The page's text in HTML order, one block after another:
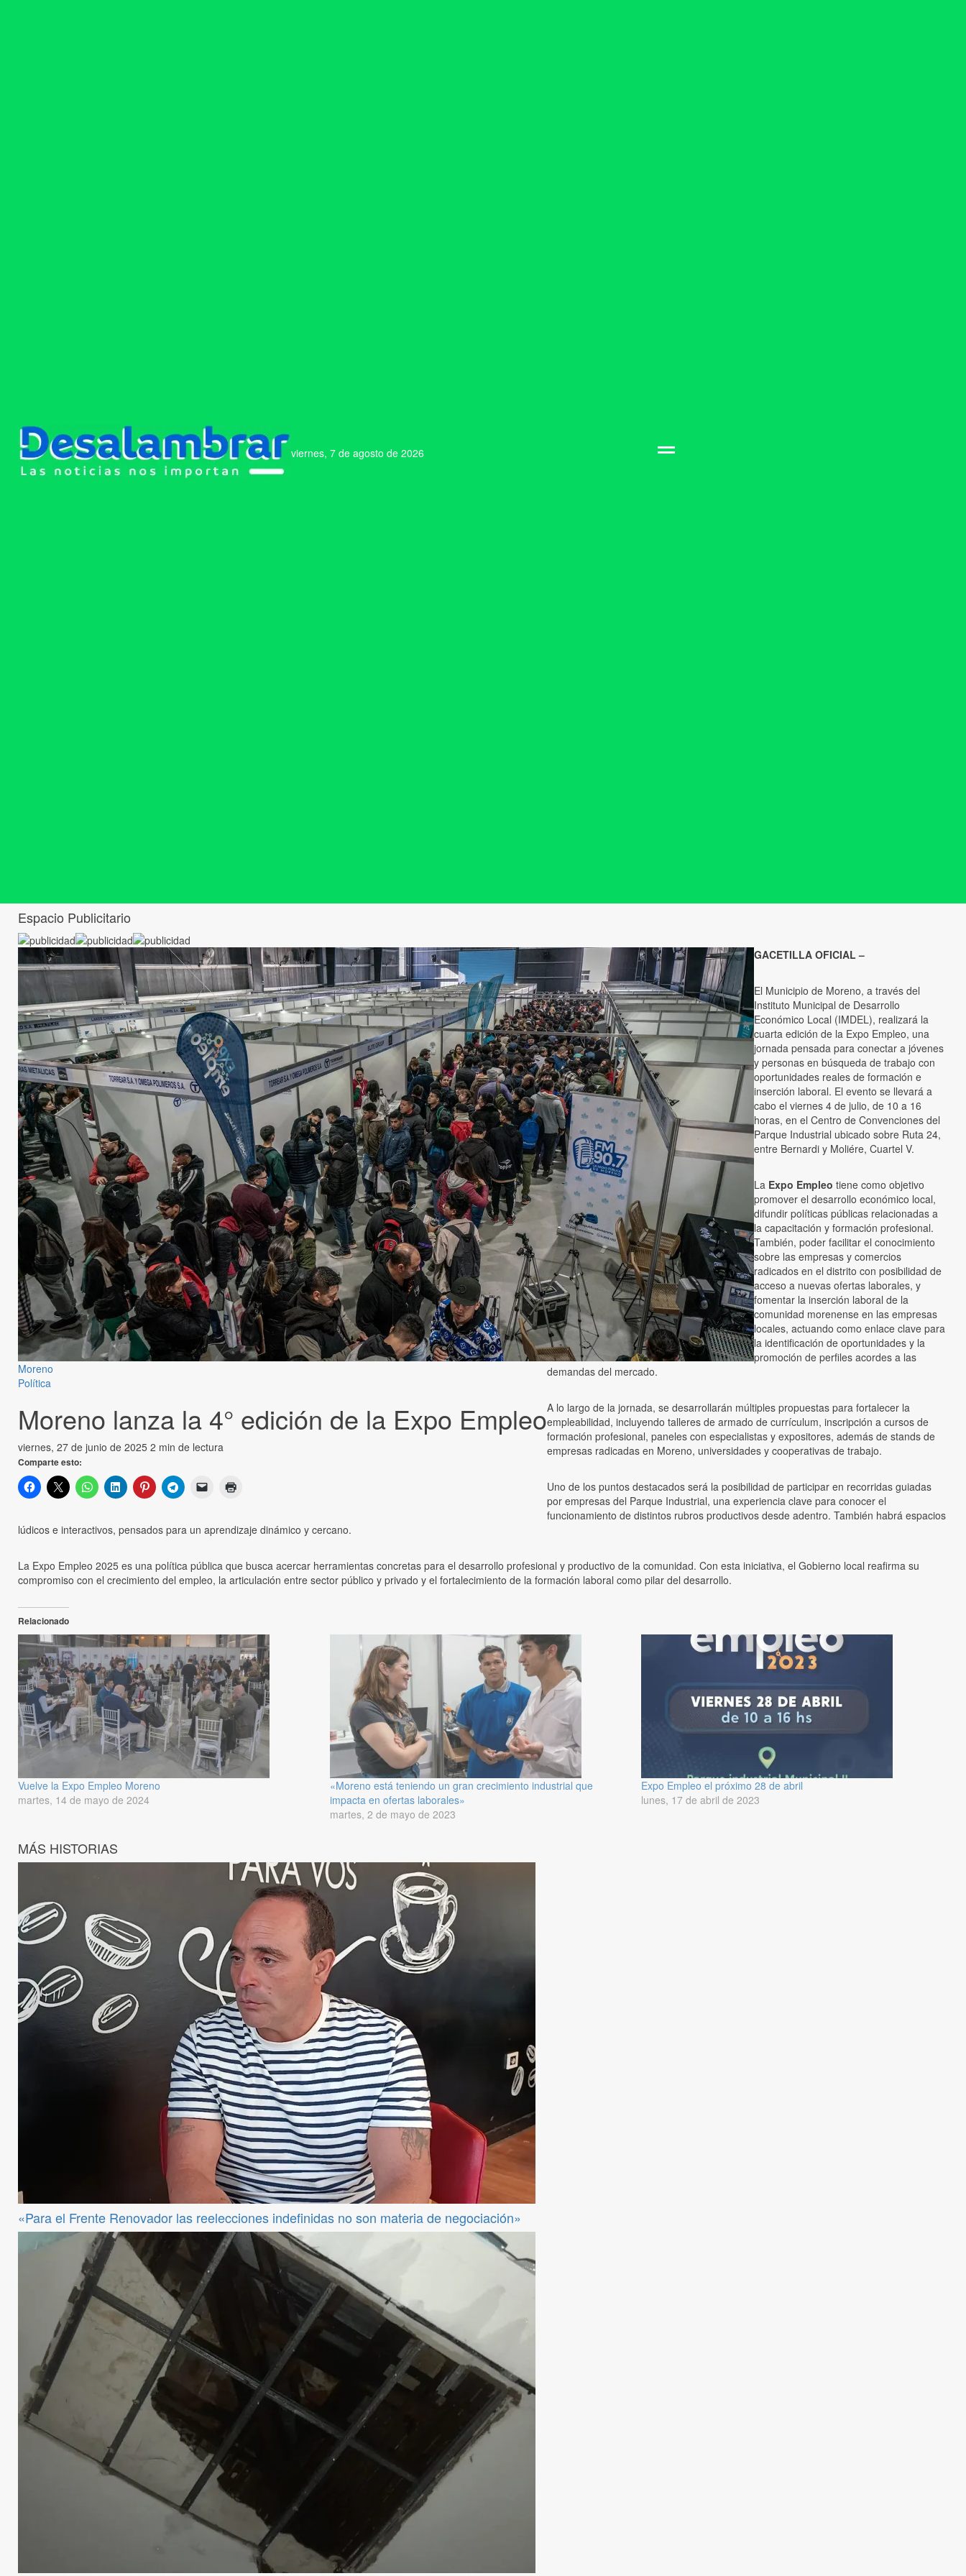
viernes, 7 de agosto de 2026
Espacio Publicitario
Moreno
Política
Moreno lanza la 4° edición de la Expo Empleo
viernes, 27 de junio de 2025 2 min de lectura
Comparte esto:
GACETILLA OFICIAL –
El Municipio de Moreno, a través del
Instituto Municipal de Desarrollo
Económico Local (IMDEL), realizará la
cuarta edición de la Expo Empleo, una
jornada pensada para conectar a jóvenes
y personas en búsqueda de trabajo con
oportunidades reales de formación e
inserción laboral. El evento se llevará a
cabo el viernes 4 de julio, de 10 a 16
horas, en el Centro de Convenciones del
Parque Industrial ubicado sobre Ruta 24,
entre Bernardi y Moliére, Cuartel V.
La Expo Empleo tiene como objetivo
promover el desarrollo económico local,
difundir políticas públicas relacionadas a
la capacitación y formación profesional.
También, poder facilitar el conocimiento
sobre las empresas y comercios
radicados en el distrito con posibilidad de
acceso a nuevas ofertas laborales, y
fomentar la inserción laboral de la
comunidad morenense en las empresas
locales, actuando como enlace clave para
la identificación de oportunidades y la
promoción de perfiles acordes a las
demandas del mercado.
A lo largo de la jornada, se desarrollarán múltiples propuestas para fortalecer la
empleabilidad, incluyendo talleres de armado de currículum, inscripción a cursos de
formación profesional, paneles con especialistas y expositores, además de stands de
empresas radicadas en Moreno, universidades y cooperativas de trabajo.
Uno de los puntos destacados será la posibilidad de participar en recorridas guiadas
por empresas del Parque Industrial, una experiencia clave para conocer el
funcionamiento de distintos rubros productivos desde adentro. También habrá espacios
lúdicos e interactivos, pensados para un aprendizaje dinámico y cercano.
La Expo Empleo 2025 es una política pública que busca acercar herramientas concretas para el desarrollo profesional y productivo de la comunidad. Con esta iniciativa, el Gobierno local reafirma su
compromiso con el crecimiento del empleo, la articulación entre sector público y privado y el fortalecimiento de la formación laboral como pilar del desarrollo.
Relacionado
Vuelve la Expo Empleo Moreno
martes, 14 de mayo de 2024
«Moreno está teniendo un gran crecimiento industrial que
impacta en ofertas laborales»
martes, 2 de mayo de 2023
Expo Empleo el próximo 28 de abril
lunes, 17 de abril de 2023
MÁS HISTORIAS
«Para el Frente Renovador las reelecciones indefinidas no son materia de negociación»